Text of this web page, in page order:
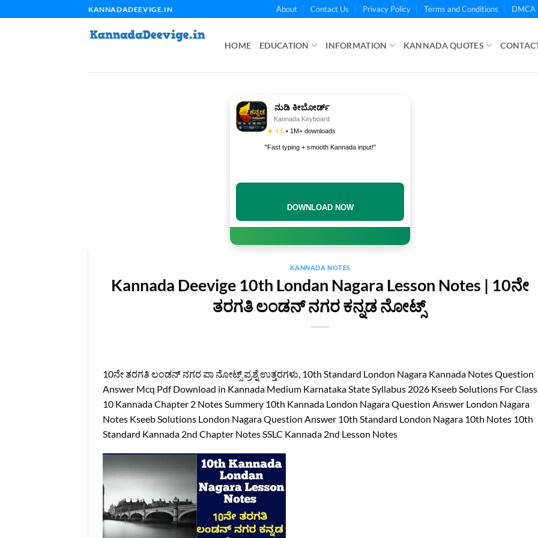
to
KANNADADEEVIGE.IN About Contact Us Privacy Policy Terms and Conditions DMCA
HOME EDUCATION INFORMATION KANNADA QUOTES
ನುಡಿ ಕೀಬೋರ್ಡ್
Kannada Keyboard
★ 4.5 • 1M+ downloads
"Fast typing + smooth Kannada input!"
DOWNLOAD NOW
KANNADA NOTES
Kannada Deevige 10th Londan Nagara Lesson Notes | 10ನೇ
ತರಗತಿ ಲಂಡನ್ ನಗರ ಕನ್ನಡ ನೋಟ್ಸ್
10ನೇ ತರಗತಿ ಲಂಡನ್ ನಗರ ಪಾ ನೋಟ್ಸ್ ಪ್ರಶ್ನೆ ಉತ್ತರಗಳು, 10th Standard London Nagara Kannada Notes Question
Answer Mcq Pdf Download in Kannada Medium Karnataka State Syllabus 2026 Kseeb Solutions For Class
10 Kannada Chapter 2 Notes Summery 10th Kannada London Nagara Question Answer London Nagara
Notes Kseeb Solutions London Nagara Question Answer 10th Standard London Nagara 10th Notes 10th
Standard Kannada 2nd Chapter Notes SSLC Kannada 2nd Lesson Notes